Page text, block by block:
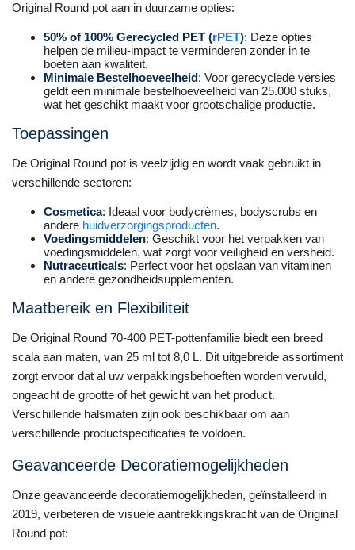
Original Round pot aan in duurzame opties:
50% of 100% Gerecycled PET (rPET): Deze opties
helpen de milieu-impact te verminderen zonder in te
boeten aan kwaliteit.
Minimale Bestelhoeveelheid: Voor gerecyclede versies
geldt een minimale bestelhoeveelheid van 25.000 stuks,
wat het geschikt maakt voor grootschalige productie.
Toepassingen
De Original Round pot is veelzijdig en wordt vaak gebruikt in
verschillende sectoren:
Cosmetica: Ideaal voor bodycrèmes, bodyscrubs en
andere huidverzorgingsproducten.
Voedingsmiddelen: Geschikt voor het verpakken van
voedingsmiddelen, wat zorgt voor veiligheid en versheid.
Nutraceuticals: Perfect voor het opslaan van vitaminen
en andere gezondheidsupplementen.
Maatbereik en Flexibiliteit
De Original Round 70-400 PET-pottenfamilie biedt een breed
scala aan maten, van 25 ml tot 8,0 L. Dit uitgebreide assortiment
zorgt ervoor dat al uw verpakkingsbehoeften worden vervuld,
ongeacht de grootte of het gewicht van het product.
Verschillende halsmaten zijn ook beschikbaar om aan
verschillende productspecificaties te voldoen.
Geavanceerde Decoratiemogelijkheden
Onze geavanceerde decoratiemogelijkheden, geïnstalleerd in
2019, verbeteren de visuele aantrekkingskracht van de Original
Round pot: